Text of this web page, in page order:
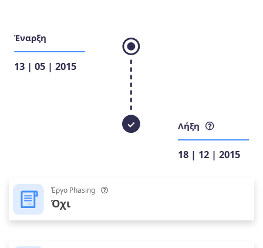
Έναρξη
13 | 05 | 2015
Λήξη
18 | 12 | 2015
Έργο Phasing
Όχι